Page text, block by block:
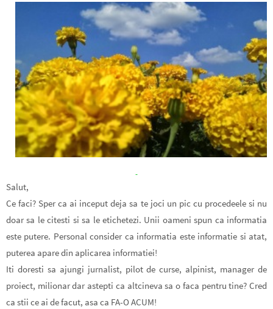
Salut,
Ce faci? Sper ca ai inceput deja sa te joci un pic cu procedeele si nu
doar sa le citesti si sa le etichetezi. Unii oameni spun ca informatia
este putere. Personal consider ca informatia este informatie si atat,
puterea apare din aplicarea informatiei!
Iti doresti sa ajungi jurnalist, pilot de curse, alpinist, manager de
proiect, milionar dar astepti ca altcineva sa o faca pentru tine? Cred
ca stii ce ai de facut, asa ca FA-O ACUM!